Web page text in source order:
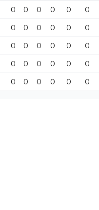
0 0 0 0 0 0
0 0 0 0 0 0
0 0 0 0 0 0
0 0 0 0 0 0
0 0 0 0 0 0